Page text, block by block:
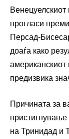
Венецуелскиот
прогласи
Персад-
доаѓа како
предизвика
Причината за
на Тринидад и